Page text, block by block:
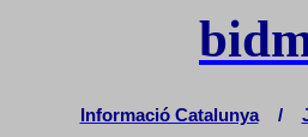
Informació Catalunya /